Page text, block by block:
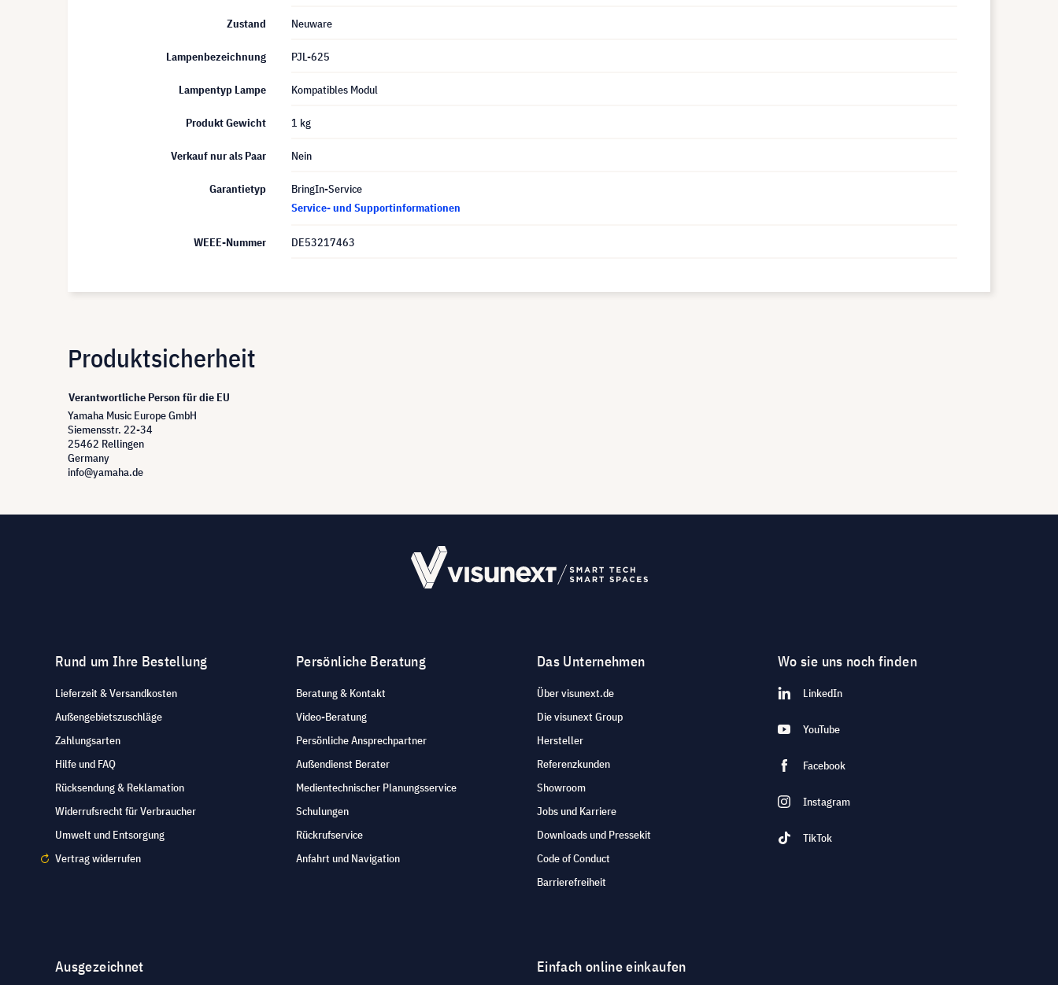
Zustand Neuware
Lampenbezeichnung PJL-625
Lampentyp Lampe Kompatibles Modul
Produkt Gewicht 1 kg
Verkauf nur als Paar Nein
Garantietyp
BringIn-Service
Service- und Supportinformationen
WEEE-Nummer DE53217463
Produktsicherheit
Verantwortliche Person für die EU
Yamaha Music Europe GmbH
Siemensstr. 22-34
25462 Rellingen
Germany
info@yamaha.de
Rund um Ihre Bestellung
Lieferzeit & Versandkosten
Außengebietszuschläge
Zahlungsarten
Hilfe und FAQ
Rücksendung & Reklamation
Widerrufsrecht für Verbraucher
Umwelt und Entsorgung
Vertrag widerrufen
Persönliche Beratung
Beratung & Kontakt
Video-Beratung
Persönliche Ansprechpartner
Außendienst Berater
Medientechnischer Planungsservice
Schulungen
Rückrufservice
Anfahrt und Navigation
Das Unternehmen
Über visunext.de
Die visunext Group
Hersteller
Referenzkunden
Showroom
Jobs und Karriere
Downloads und Pressekit
Code of Conduct
Barrierefreiheit
Wo sie uns noch finden
LinkedIn
YouTube
Facebook
Instagram
TikTok
Ausgezeichnet Einfach online einkaufen